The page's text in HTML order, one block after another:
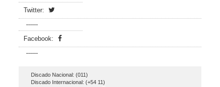
Twitter:
------
Facebook:
------
Discado Nacional: (011)
Discado Internacional: (+54 11)